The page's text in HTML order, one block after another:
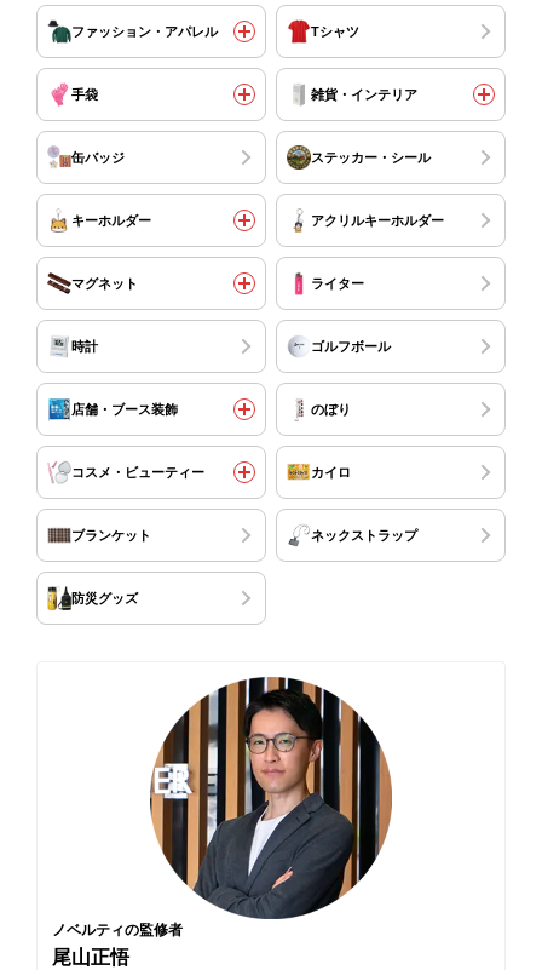
ファッション・アパレル Tシャツ
手袋 雑貨・インテリア
缶バッジ ステッカー・シール
キーホルダー アクリルキーホルダー
マグネット ライター
時計 ゴルフボール
店舗・ブース装飾 のぼり
コスメ・ビューティー カイロ
ブランケット ネックストラップ
防災グッズ
ノベルティの監修者
尾山正悟